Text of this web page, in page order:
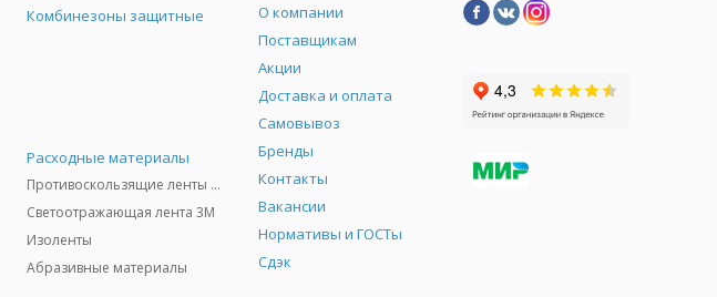
Комбинезоны защитные
Расходные материалы
Противоскользящие ленты 3М
Светоотражающая лента 3M
Изоленты
Абразивные материалы
О компании
Поставщикам
Акции
Доставка и оплата
Самовывоз
Бренды
Контакты
Вакансии
Нормативы и ГОСТы
Сдэк